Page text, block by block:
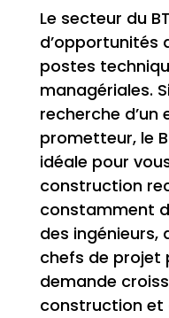
Le secteur du
d’opportunités
postes
managériales.
recherche
prometteur, le
idéale pour
construction
constamment
des
chefs de projet
demande
construction et